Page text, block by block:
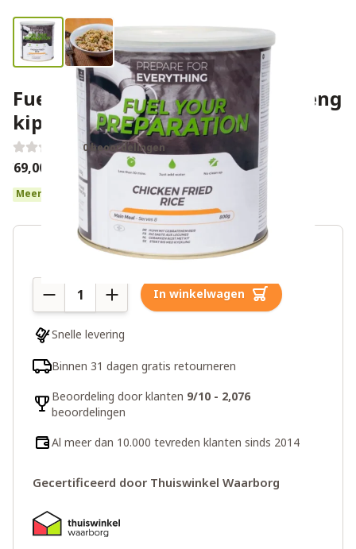
Fuel Your Preparation nasi-goreng
kip
0 beoordelingen
€69,00
Meer dan 10 op voorraad
Aantal In winkelwagen
Snelle levering
Binnen 31 dagen gratis retourneren
Beoordeling door klanten 9/10 - 2,076
beoordelingen
Al meer dan 10.000 tevreden klanten sinds 2014
Gecertificeerd door Thuiswinkel Waarborg